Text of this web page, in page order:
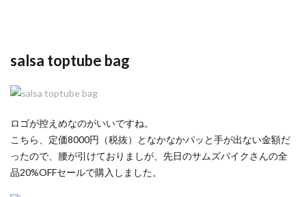
salsa toptube bag
ロゴが控えめなのがいいですね。
こちら、定価8000円（税抜）となかなかパッと手が出ない金額だ
ったので、腰が引けておりましが、先日のサムズバイクさんの全
品20%OFFセールで購入しました。